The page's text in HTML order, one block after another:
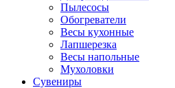
Пылесосы
Обогреватели
Весы кухонные
Лапшерезка
Весы напольные
Мухоловки
Сувениры